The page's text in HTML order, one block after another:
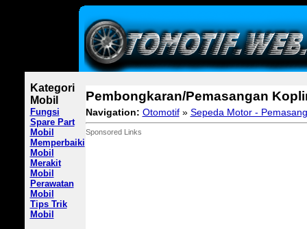
Kategori
Mobil
Fungsi
Spare Part
Mobil
Memperbaiki
Mobil
Merakit
Mobil
Perawatan
Mobil
Tips Trik
Mobil
Pembongkaran/Pemasangan
Navigation: Otomotif» Sepeda Motor -
Sponsored Links